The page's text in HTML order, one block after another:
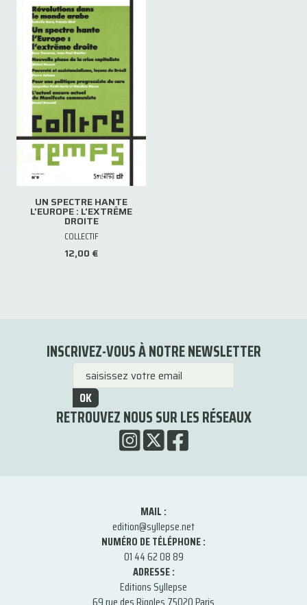
UN SPECTRE HANTE
L'EUROPE : L'EXTRÊME
DROITE
COLLECTIF
12,00 €
INSCRIVEZ-VOUS À NOTRE NEWSLETTER
OK
RETROUVEZ NOUS SUR LES RÉSEAUX
MAIL :
edition@syllepse.net
NUMÉRO DE TÉLÉPHONE :
01 44 62 08 89
ADRESSE :
Editions Syllepse